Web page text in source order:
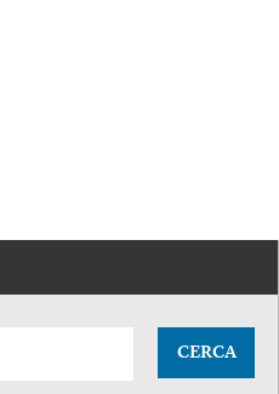
CERCA